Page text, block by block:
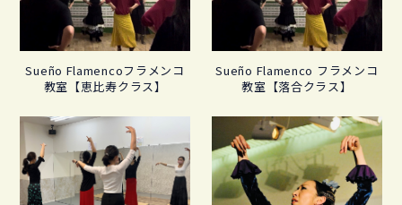
Sueño Flamencoフラメンコ
教室【恵比寿クラス】
Sueño Flamenco フラメンコ
教室【落合クラス】